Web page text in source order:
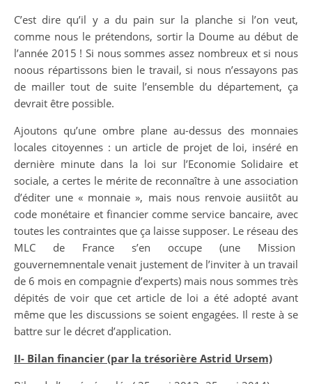
C’est dire qu’il y a du pain sur la planche si l’on veut,
comme nous le prétendons, sortir la Doume au début de
l’année 2015 ! Si nous sommes assez nombreux et si nous
noous répartissons bien le travail, si nous n’essayons pas
de mailler tout de suite l’ensemble du département, ça
devrait être possible.
Ajoutons qu’une ombre plane au-dessus des monnaies
locales citoyennes : un article de projet de loi, inséré en
dernière minute dans la loi sur l’Economie Solidaire et
sociale, a certes le mérite de reconnaître à une association
d’éditer une « monnaie », mais nous renvoie ausiitôt au
code monétaire et financier comme service bancaire, avec
toutes les contraintes que ça laisse supposer. Le réseau des
MLC de France s’en occupe (une Mission
gouvernemnentale venait justement de l’inviter à un travail
de 6 mois en compagnie d’experts) mais nous sommes très
dépités de voir que cet article de loi a été adopté avant
même que les discussions se soient engagées. Il reste à se
battre sur le décret d’application.
II- Bilan financier (par la trésorière Astrid Ursem)